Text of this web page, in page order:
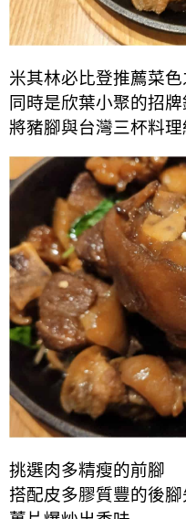
米其林必比登推薦菜色
同時是欣葉小聚的招
將豬腳與台灣三杯料理
挑選肉多精瘦的前腳
搭配皮多膠質豐的後